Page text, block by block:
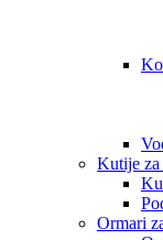
Kutije za
Ormari